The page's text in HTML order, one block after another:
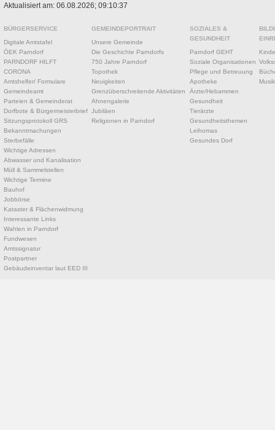
Aktualisiert am: 06.08.2026; 09:10:37
BÜRGERSERVICE
Digitale Amtstafel
ÖEK Parndorf
PARNDORF HILFT
CORONA
Amtshelfer/ Formulare
Gemeindeamt
Parteien & Gemeinderat
Dorfbote & Bürgermeisterbrief
Sitzungsprotokoll GRS
Bekanntmachungen
Sterbefälle
Wichtige Adressen
Abwasser und Kanalisation
Müll & Sammelstellen
Wichtige Termine
Bauhof
Jobbörse
Kataster & Flächenwidmung
Interessante Links
Wahlen in Parndorf
Fundwesen
Amtssignatur
Postpartner
Gebäudeinventar laut EED III
GEMEINDEPORTRAIT
Unsere Gemeinde
Die Geschichte Parndorfs
750 Jahre Parndorf
Topothek
Neuigkeiten
Grenzüberschreitende Aktivitäten
Ahnengalerie
Jubiläen
Religionen in Parndorf
SOZIALES &
GESUNDHEIT
Parndorf GEHT
Soziale Organisationen
Pflege und Betreuung
Apotheke
Ärzte/Hebammen
Gesundheit
Tierärzte
Gesundheitsthemen
Leihomas
Gesundes Dorf